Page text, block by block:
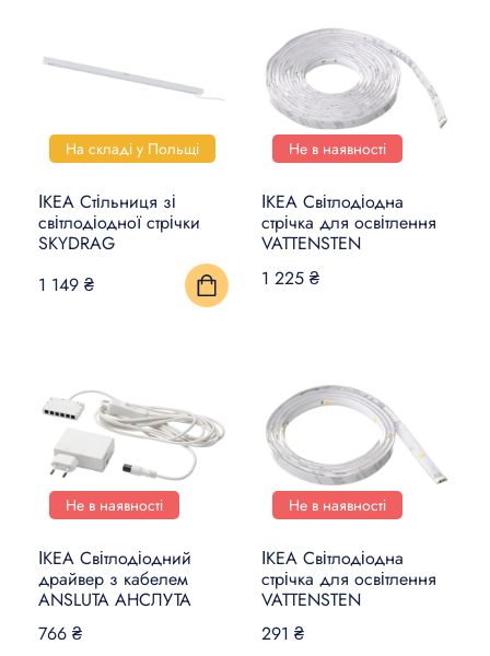
На складі у Польщі
ІКЕА Стільниця зі
світлодіодної стрічки
SKYDRAG
1 149 ₴
Не в наявності
ІКЕА Світлодіодна
стрічка для освітлення
VATTENSTEN
1 225 ₴
Не в наявності
ІКЕА Світлодіодний
драйвер з кабелем
ANSLUTA АНСЛУТА
766 ₴
Не в наявності
ІКЕА Світлодіодна
стрічка для освітлення
VATTENSTEN
291 ₴